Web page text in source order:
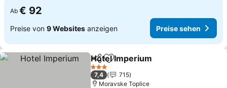
Ab € 92
Preise von 9 Websites anzeigen Preise sehen
TeilenZu Favoriten hinzufügen
Hotel Imperium
3 Sterne
7,4
715
Moravske Toplice